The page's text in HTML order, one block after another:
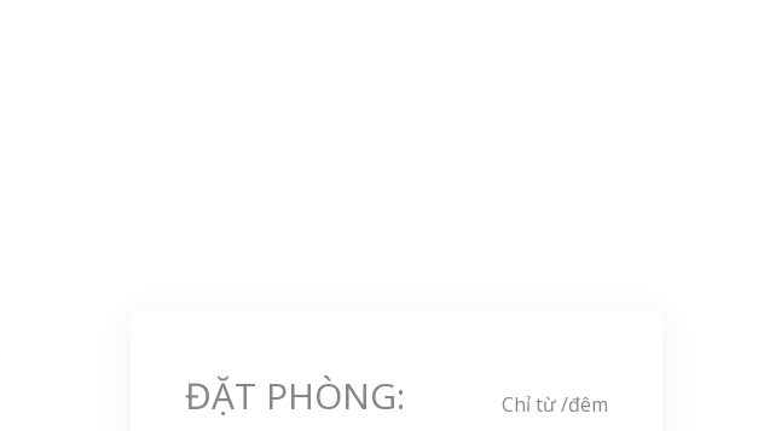
ĐẶT PHÒNG: Chỉ từ/đêm